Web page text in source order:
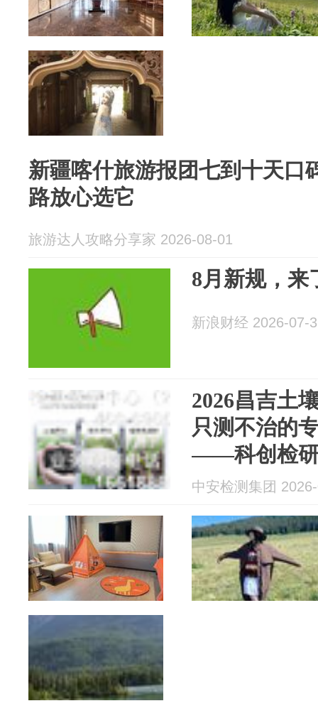
新疆喀什旅游报团七到十天口
路放心选它
旅游达人攻略分享家 2026-08-01
8月新规，
新浪财经 2026-07-
2026昌吉土
只测不治的
——科创检研
测
中安检测集团